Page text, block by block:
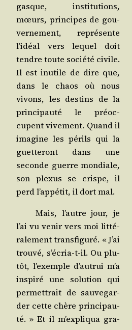
gasque, ins­ti­tu­tions,
mœurs, prin­cipes de gou­
ver­ne­ment, repré­sente
l’idéal vers lequel doit
tendre toute socié­té civile.
Il est inutile de dire que,
dans le chaos où nous
vivons, les des­tins de la
prin­ci­pau­té le pré­oc­
cupent vive­ment. Quand il
ima­gine les périls qui la
guet­te­ront dans une
seconde guerre mon­diale,
son plexus se crispe, il
perd l’appétit, il dort mal.
Mais, l’autre jour, je
l’ai vu venir vers moi lit­té­
ra­le­ment trans­fi­gu­ré. « J’ai
trou­vé, s’écria-t-il. Ou plu­
tôt, l’exemple d’autrui m’a
ins­pi­ré une solu­tion qui
per­met­trait de sau­ve­gar­
der cette chère prin­ci­pau­
té. » Et il m’expliqua gra­